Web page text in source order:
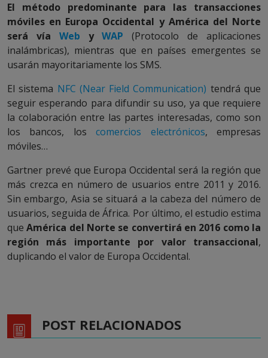
El método predominante para las transacciones
móviles en Europa Occidental y América del Norte
será vía Web yWAP (Protocolo de aplicaciones
inalámbricas), mientras que en países emergentes se
usarán mayoritariamente los SMS.
El sistema NFC (Near Field Communication) tendrá que
seguir esperando para difundir su uso, ya que requiere
la colaboración entre las partes interesadas, como son
los bancos, loscomercios electrónicos, empresas
móviles…
Gartner prevé que Europa Occidental será la región que
más crezca en número de usuarios entre 2011 y 2016.
Sin embargo, Asia se situará a la cabeza del número de
usuarios, seguida de África. Por último, el estudio estima
queAmérica del Norte se convertirá en 2016 como la
región más importante por valor transaccional,
duplicando el valor de Europa Occidental.
POST RELACIONADOS